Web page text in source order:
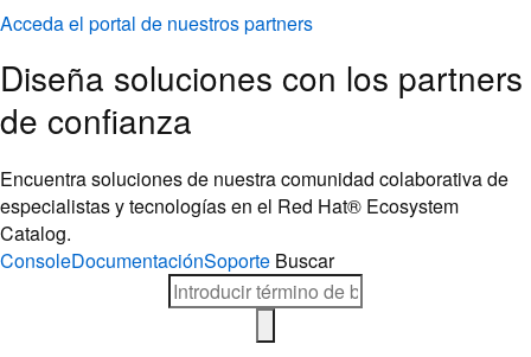
Acceda el portal de nuestros partners
Diseña soluciones con los partners
de confianza
Encuentra soluciones de nuestra comunidad colaborativa de
especialistas y tecnologías en el Red Hat® Ecosystem
Catalog.
ConsoleDocumentaciónSoporte Buscar